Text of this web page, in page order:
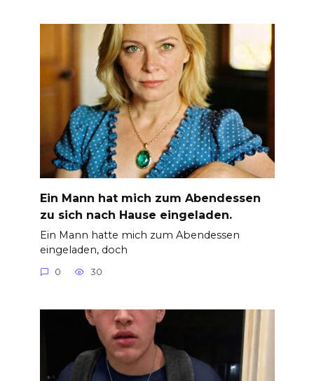
Ein Mann hat mich zum Abendessen
zu sich nach Hause eingeladen.
Ein Mann hatte mich zum Abendessen
eingeladen, doch
0 30